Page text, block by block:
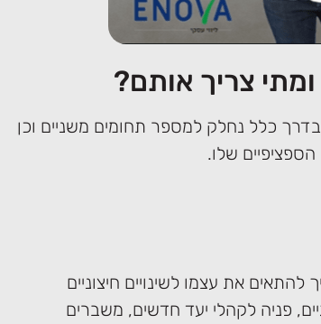
ומתי צריך אותם?
כלל נחלק למספר תחומים משניים וכן
שלו.
את עצמו לשינויים חיצוניים
פניה לקהלי יעד חדשים, משברים